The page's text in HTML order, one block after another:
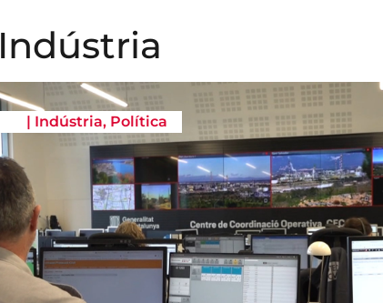
Indústria
| Indústria, Política